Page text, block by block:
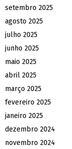
setembro 2025
agosto 2025
julho 2025
junho 2025
maio 2025
abril 2025
março 2025
fevereiro 2025
janeiro 2025
dezembro 2024
novembro 2024